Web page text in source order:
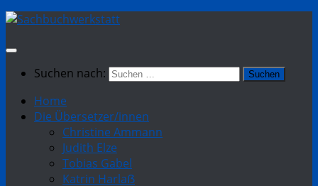
Suchen nach:
Home
Die Übersetzer/innen
Christine Ammann
Judith Elze
Tobias Gabel
Katrin Harlaẞ